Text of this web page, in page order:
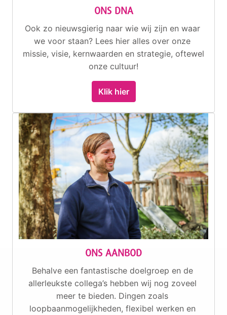
ONS DNA
Ook zo nieuwsgierig naar wie wij zijn en waar
we voor staan? Lees hier alles over onze
missie, visie, kernwaarden en strategie, oftewel
onze cultuur!
Klik hier
ONS AANBOD
Behalve een fantastische doelgroep en de
allerleukste collega’s hebben wij nog zoveel
meer te bieden. Dingen zoals
loopbaanmogelijkheden, flexibel werken en